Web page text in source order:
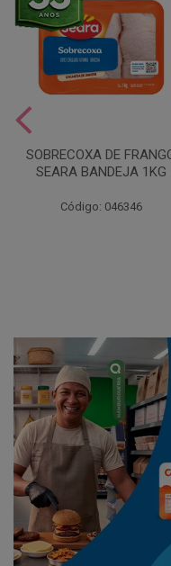
SOBRECOXA DE
SEARA BANDEJA 1KG
Código: 046346